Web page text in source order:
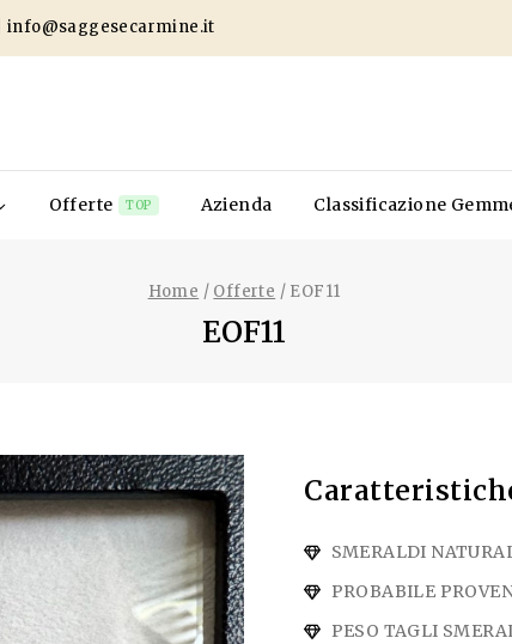
|info@saggesecarmine.it
Offerte TOP Azienda Classificazione
Home / Offerte / EOF11
EOF11
SMERALDI
PROBABILE
PESO TAGLI